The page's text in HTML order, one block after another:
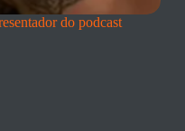
do podcast